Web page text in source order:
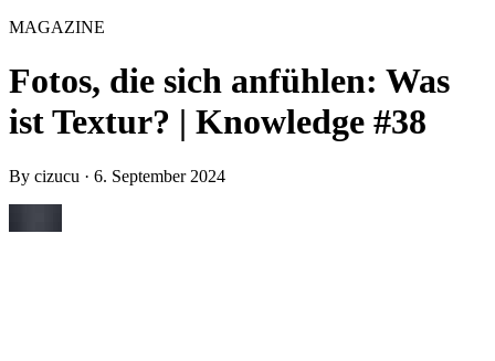
MAGAZINE
Fotos, die sich anfühlen: Was
ist Textur? | Knowledge #38
By cizucu · 6. September 2024